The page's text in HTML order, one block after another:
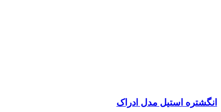
انگشتره استیل مدل ادراک